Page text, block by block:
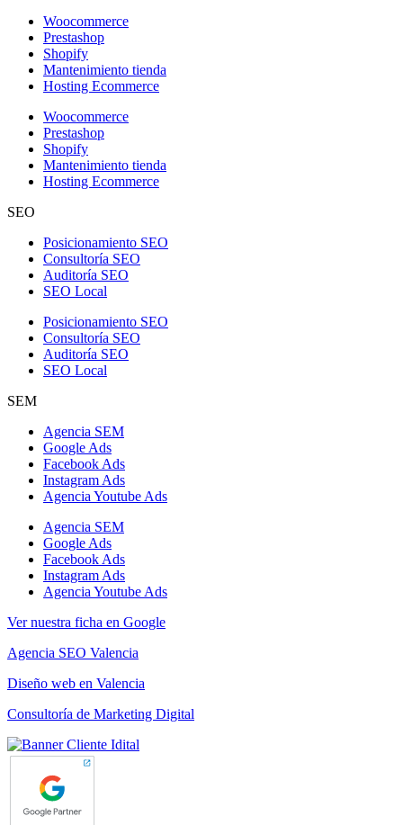
Woocommerce
Prestashop
Shopify
Mantenimiento tienda
Hosting Ecommerce
Woocommerce
Prestashop
Shopify
Mantenimiento tienda
Hosting Ecommerce
SEO
Posicionamiento SEO
Consultoría SEO
Auditoría SEO
SEO Local
Posicionamiento SEO
Consultoría SEO
Auditoría SEO
SEO Local
SEM
Agencia SEM
Google Ads
Facebook Ads
Instagram Ads
Agencia Youtube Ads
Agencia SEM
Google Ads
Facebook Ads
Instagram Ads
Agencia Youtube Ads
Ver nuestra ficha en Google
Agencia SEO Valencia
Diseño web en Valencia
Consultoría de Marketing Digital